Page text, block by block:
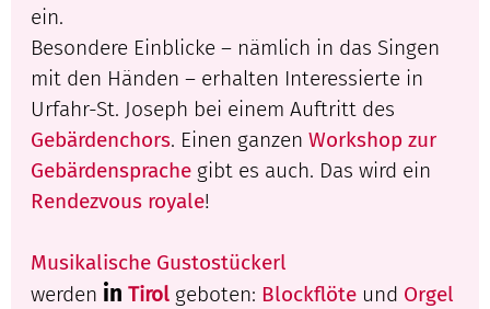
ein.
Besondere Einblicke – nämlich in das Singen
mit den Händen – erhalten Interessierte in
Urfahr-St. Joseph bei einem Auftritt des
Gebärdenchors. Einen ganzen Workshop zur
Gebärdensprache gibt es auch. Das wird ein
Rendezvous royale!
Musikalische Gustostückerl
werden in Tirol geboten: Blockflöte und Orgel